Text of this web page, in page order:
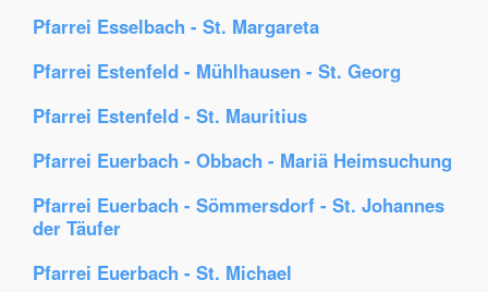
Pfarrei Esselbach - St. Margareta
Pfarrei Estenfeld - Mühlhausen - St. Georg
Pfarrei Estenfeld - St. Mauritius
Pfarrei Euerbach - Obbach - Mariä Heimsuchung
Pfarrei Euerbach - Sömmersdorf - St. Johannes
der Täufer
Pfarrei Euerbach - St. Michael